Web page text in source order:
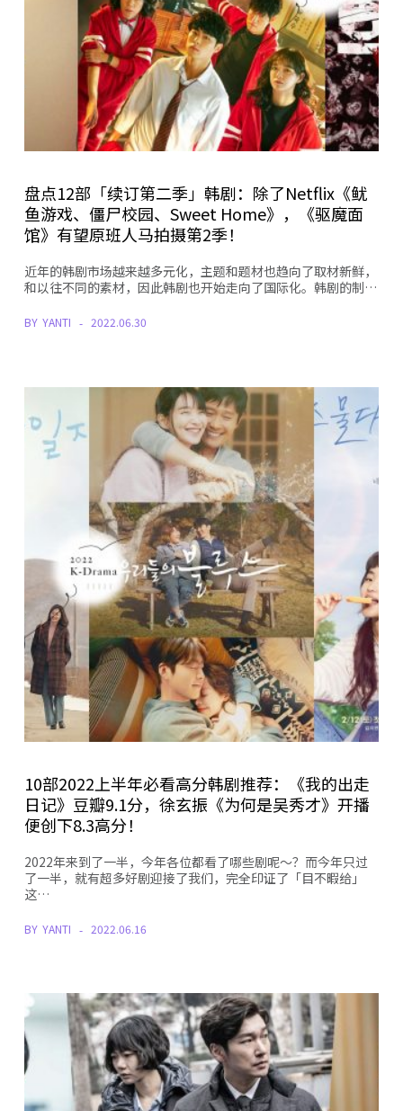
盘点12部「续订第二季」韩剧：除了Netflix《鱿
鱼游戏、僵尸校园、Sweet Home》，《驱魔面
馆》有望原班人马拍摄第2季！
近年的韩剧市场越来越多元化，主题和题材也趋向了取材新鲜，
和以往不同的素材，因此韩剧也开始走向了国际化。韩剧的制…
BY YANTI 2022.06.30
10部2022上半年必看高分韩剧推荐：《我的出走
日记》豆瓣9.1分，徐玄振《为何是吴秀才》开播
便创下8.3高分！
2022年来到了一半，今年各位都看了哪些剧呢～？而今年只过
了一半，就有超多好剧迎接了我们，完全印证了「目不暇给」
这…
BY YANTI 2022.06.16